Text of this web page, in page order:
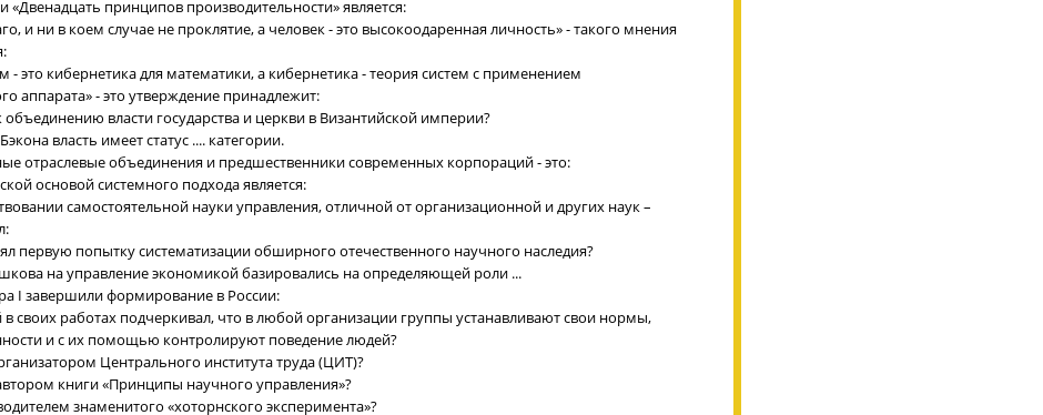
«Двенадцать принципов производительности» является:
и ни в коем случае не проклятие, а человек - это высокоодаренная личность» - такого мнения
- это кибернетика для математики, а кибернетика - теория систем с применением
аппарата» - это утверждение принадлежит:
объединению власти государства и церкви в Византийской империи?
власть имеет статус .... категории.
отраслевые объединения и предшественники современных корпораций - это:
основой системного подхода является:
самостоятельной науки управления, отличной от организационной и других наук –
первую попытку систематизации обширного отечественного научного наследия?
на управление экономикой базировались на определяющей роли ...
I завершили формирование в России:
в своих работах подчеркивал, что в любой организации группы устанавливают свои нормы,
и с их помощью контролируют поведение людей?
Центрального института труда (ЦИТ)?
книги «Принципы научного управления»?
знаменитого «хоторнского эксперимента»?